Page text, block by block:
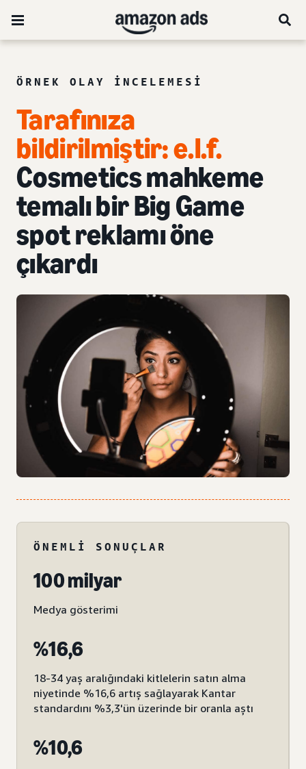
ÖRNEK OLAY INCELEMESI
Tarafınıza
bildirilmiştir: e.l.f.
Cosmetics mahkeme
temalı bir Big Game
spot reklamı öne
çıkardı
ÖNEMLI SONUÇLAR
100 milyar
Medya gösterimi
%16,6
18-34 yaş aralığındaki kitlelerin satın alma
niyetinde %16,6 artış sağlayarak Kantar
standardını %3,3'ün üzerinde bir oranla aştı
%10,6